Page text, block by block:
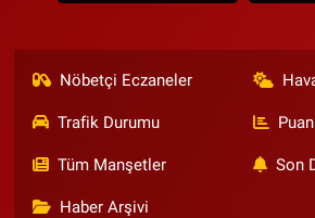
Nöbetçi Eczaneler
Trafik Durumu
Tüm Manşetler Son
Haber Arşivi